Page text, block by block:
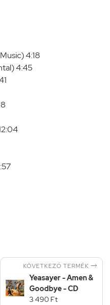
4:18
4:45
KÖVETKEZŐ TERMÉK 
Yeasayer - Amen &
Goodbye - CD
3 490 Ft